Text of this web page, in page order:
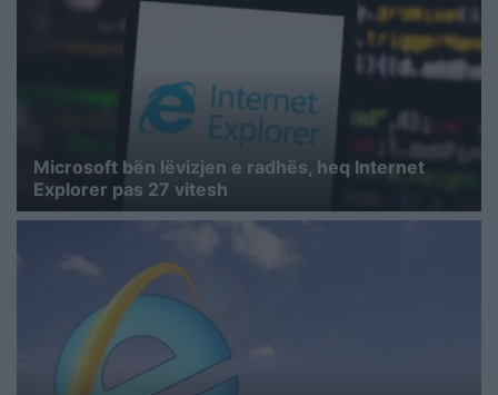
Microsoft bën lëvizjen e radhës, heq Internet
Explorer pas 27 vitesh